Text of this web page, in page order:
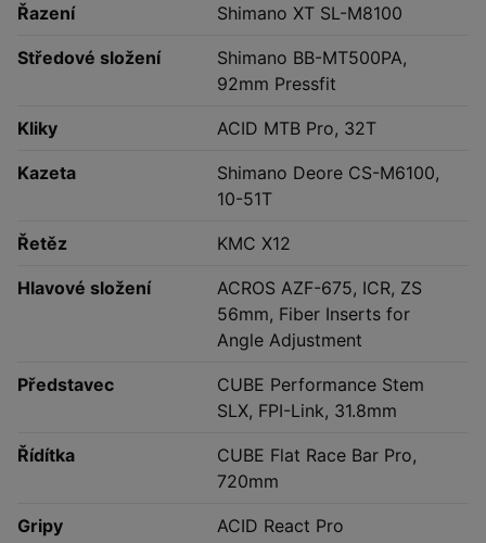
Řazení Shimano XT SL-M8100
Středové složení
Shimano BB-MT500PA,
92mm Pressfit
Kliky ACID MTB Pro, 32T
Kazeta
Shimano Deore CS-M6100,
10-51T
Řetěz KMC X12
Hlavové složení
ACROS AZF-675, ICR, ZS
56mm, Fiber Inserts for
Angle Adjustment
Představec
CUBE Performance Stem
SLX, FPI-Link, 31.8mm
Řídítka
CUBE Flat Race Bar Pro,
720mm
Gripy ACID React Pro